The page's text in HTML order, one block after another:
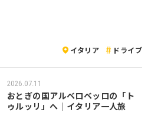
イタリア ドライブ
2026.07.11
おとぎの国アルベロベッロの「ト
ゥルッリ」へ｜イタリア一人旅